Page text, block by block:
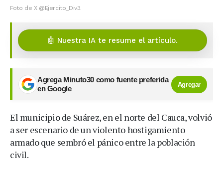
Foto de X @Ejercito_Div3.
🤖 Nuestra IA te resume el artículo.
Agrega Minuto30 como fuente preferida
en Google
Agregar
El municipio de Suárez, en el norte del Cauca, volvió
a ser escenario de un violento hostigamiento
armado que sembró el pánico entre la población
civil.